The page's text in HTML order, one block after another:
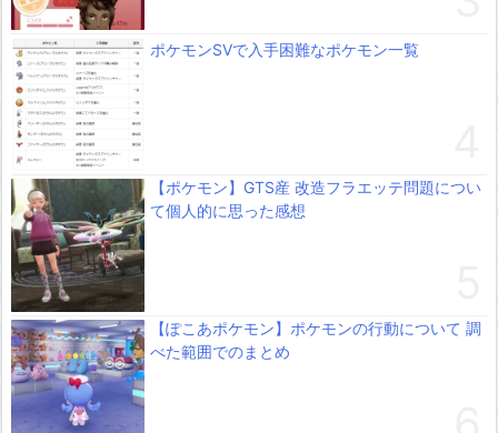
ポケモンSVで入手困難なポケモン一覧
【ポケモン】GTS産 改造フラエッテ問題につい
て個人的に思った感想
【ぽこあポケモン】ポケモンの行動について 調
べた範囲でのまとめ